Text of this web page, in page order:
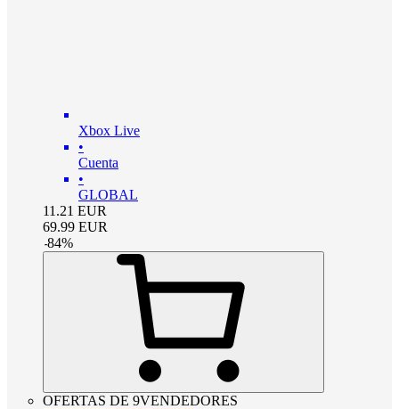
Xbox Live
•
Cuenta
•
GLOBAL
11.21 EUR
69.99 EUR
-84%
OFERTAS DE 9VENDEDORES